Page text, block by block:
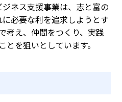
ネス支援事業は、志と富の
必要な利を追求しようとす
考え、仲間をつくり、実践
を狙いとしています。